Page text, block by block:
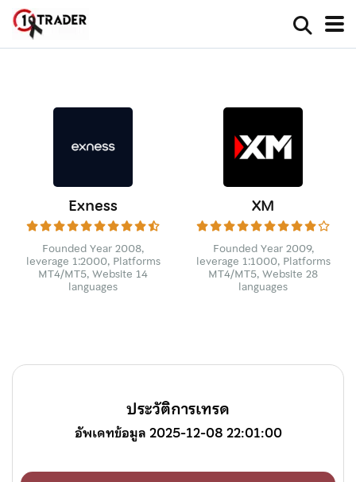
Exness
Founded Year 2008,
leverage 1:2000, Platforms
MT4/MT5, Website 14
languages
XM
Founded Year 2009,
leverage 1:1000, Platforms
MT4/MT5, Website 28
languages
ประวัติการเทรด
อัพเดทข้อมูล 2025-12-08 22:01:00